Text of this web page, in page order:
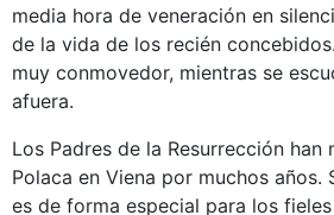
media hora de veneración en
de la vida de los recién
muy conmovedor, mientras se
afuera.
Los Padres de la Resurrección han
Polaca en Viena por muchos años.
es de forma especial para los